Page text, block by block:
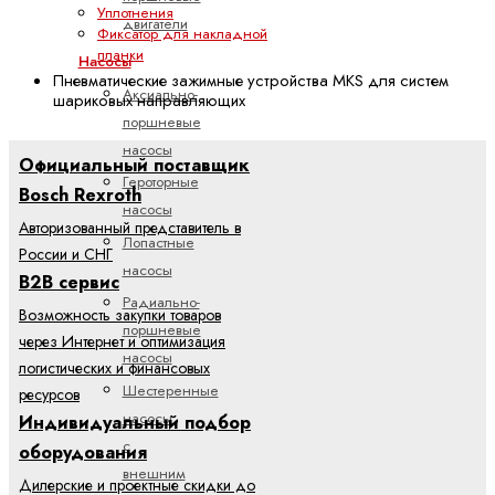
двигатели
Насосы
Аксиально-
поршневые
насосы
Героторные
насосы
Лопастные
насосы
Радиально-
поршневые
насосы
Шестеренные
насосы
с
внешним
Уплотнения
Фиксатор для накладной
планки
Пневматические зажимные устройства MKS для систем
шариковых направляющих
Официальный поставщик
Bosch Rexroth
Авторизованный представитель в
России и СНГ
B2B сервис
Возможность закупки товаров
через Интернет и оптимизация
логистических и финансовых
ресурсов
Индивидуальный подбор
оборудования
Дилерские и проектные скидки до